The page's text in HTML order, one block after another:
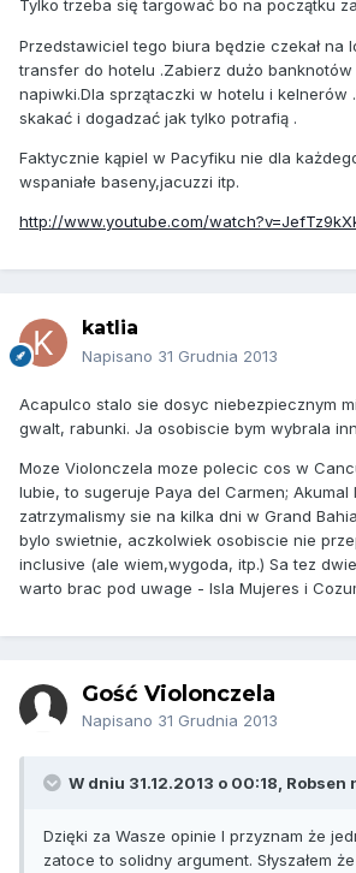
Tylko trzeba się targować bo na początku
Przedstawiciel tego biura będzie czekał na
transfer do hotelu .Zabierz dużo banknotów
napiwki.Dla sprzątaczki w hotelu i kelnerów
skakać i dogadzać jak tylko potrafią .
Faktycznie kąpiel w Pacyfiku nie dla
wspaniałe baseny,jacuzzi itp.
http://www.youtube.com/
katlia
Napisano 31 Grudnia 2013
Acapulco stalo sie dosyc niebezpiecznym
gwalt, rabunki. Ja osobiscie bym wybrala
Moze Violonczela moze polecic cos w
lubie, to sugeruje Paya del Carmen; Akumal
zatrzymalismy sie na kilka dni w Grand
bylo swietnie, aczkolwiek osobiscie nie
inclusive (ale wiem,wygoda, itp.) Sa tez
warto brac pod uwage - Isla Mujeres i
Gość Violonczela
Napisano 31 Grudnia 2013
W dniu 31.12.2013 o 00:18, Robsen
Dzięki za Wasze opinie I przyznam że
zatoce to solidny argument. Słyszałem